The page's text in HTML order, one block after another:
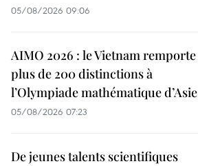
05/08/2026 09:06
AIMO 2026 : le Vietnam remporte
plus de 200 distinctions à
l’Olympiade mathématique d’Asie
05/08/2026 07:23
De jeunes talents scientifiques